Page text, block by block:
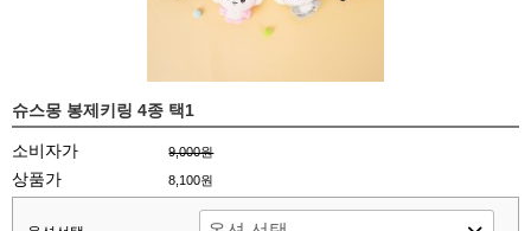
슈스몽 봉제키링 4종 택1
소비자가 9,000원
상품가 8,100원